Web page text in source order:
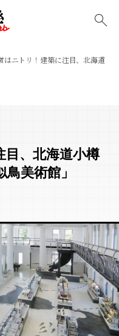
はニトリ！建築に注目、北海道
目、北海道小樽
美術館」